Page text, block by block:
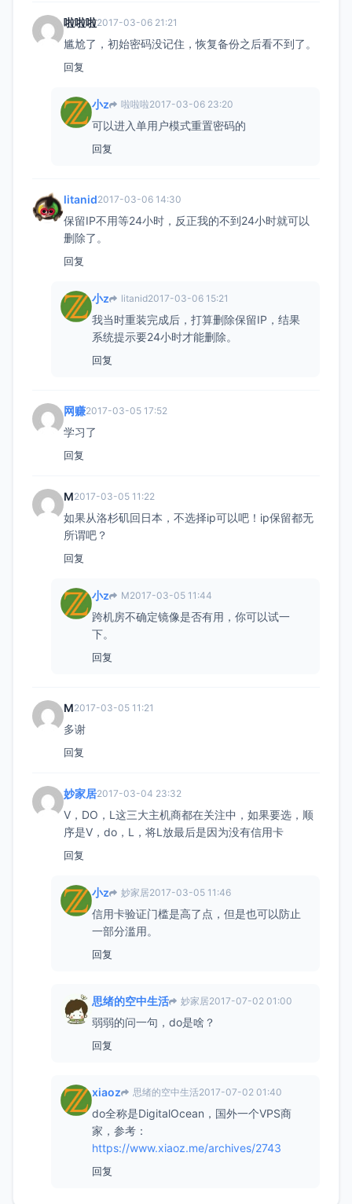
啦啦啦2017-03-06 21:21
尴尬了，初始密码没记住，恢复备份之后看不到了。
回复
小z 啦啦啦2017-03-06 23:20
可以进入单用户模式重置密码的
回复
litanid2017-03-06 14:30
保留IP不用等24小时，反正我的不到24小时就可以
删除了。
回复
小z litanid2017-03-06 15:21
我当时重装完成后，打算删除保留IP，结果
系统提示要24小时才能删除。
回复
网赚2017-03-05 17:52
学习了
回复
M2017-03-05 11:22
如果从洛杉矶回日本，不选择ip可以吧！ip保留都无
所谓吧？
回复
小z M2017-03-05 11:44
跨机房不确定镜像是否有用，你可以试一
下。
回复
M2017-03-05 11:21
多谢
回复
妙家居2017-03-04 23:32
V，DO，L这三大主机商都在关注中，如果要选，顺
序是V，do，L，将L放最后是因为没有信用卡
回复
小z 妙家居2017-03-05 11:46
信用卡验证门槛是高了点，但是也可以防止
一部分滥用。
回复
思绪的空中生活 妙家居2017-07-02 01:00
弱弱的问一句，do是啥？
回复
xiaoz 思绪的空中生活2017-07-02 01:40
do全称是DigitalOcean，国外一个VPS商
家，参考：
https://www.xiaoz.me/archives/2743
回复